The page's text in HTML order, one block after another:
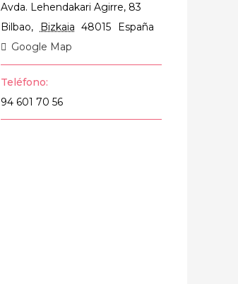
Avda. Lehendakari Agirre, 83
Bilbao, Bizkaia 48015
España
Google Map
Teléfono:
94 601 70 56